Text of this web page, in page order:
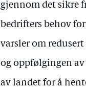
gjennom det sikre
bedrifters behov
varsler om
og oppfølgingen
av landet for å